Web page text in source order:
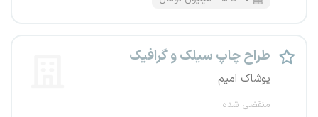
طراح چاپ سیلک و گرافیک
پوشاک امیم
منقضی شده